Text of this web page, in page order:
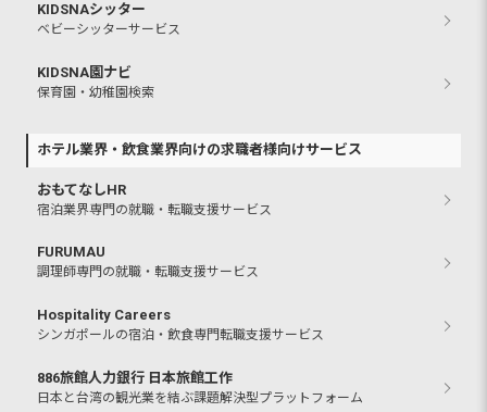
KIDSNAシッター
ベビーシッターサービス
KIDSNA園ナビ
保育園・幼稚園検索
ホテル業界・飲食業界向けの求職者様向けサービス
おもてなしHR
宿泊業界専門の就職・転職支援サービス
FURUMAU
調理師専門の就職・転職支援サービス
Hospitality Careers
シンガポールの宿泊・飲食専門転職支援サービス
886旅館人力銀行 日本旅館工作
日本と台湾の観光業を結ぶ課題解決型プラットフォーム